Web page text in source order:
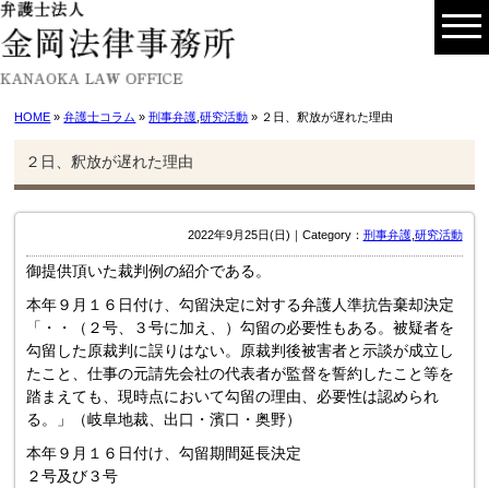
HOME »弁護士コラム »刑事弁護 ,研究活動 » ２日、釈放が遅れた理由
２日、釈放が遅れた理由
2022年9月25日(日)｜Category： 刑事弁護, 研究活動
御提供頂いた裁判例の紹介である。
本年９月１６日付け、勾留決定に対する弁護人準抗告棄却決定
「・・（２号、３号に加え、）勾留の必要性もある。被疑者を
勾留した原裁判に誤りはない。原裁判後被害者と示談が成立し
たこと、仕事の元請先会社の代表者が監督を誓約したこと等を
踏まえても、現時点において勾留の理由、必要性は認められ
る。」（岐阜地裁、出口・濱口・奥野）
本年９月１６日付け、勾留期間延長決定
２号及び３号